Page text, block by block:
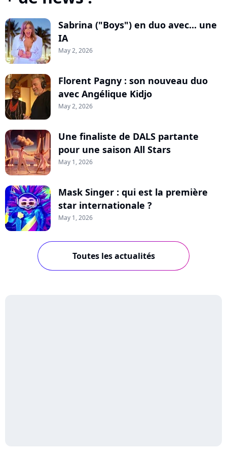
Sabrina ("Boys") en duo avec... une
IA
May 2, 2026
Florent Pagny : son nouveau duo
avec Angélique Kidjo
May 2, 2026
Une finaliste de DALS partante
pour une saison All Stars
May 1, 2026
Mask Singer : qui est la première
star internationale ?
May 1, 2026
Toutes les actualités